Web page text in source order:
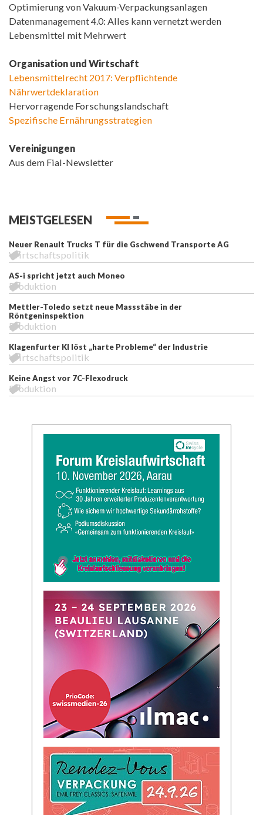
Optimierung von Vakuum-Verpackungsanlagen
Datenmanagement 4.0: Alles kann vernetzt werden
Lebensmittel mit Mehrwert
Organisation und Wirtschaft
Lebensmittelrecht 2017: Verpflichtende
Nährwertdeklaration
Hervorragende Forschungslandschaft
Spezifische Ernährungsstrategien
Vereinigungen
Aus dem Fial-Newsletter
MEISTGELESEN
Neuer Renault Trucks T für die Gschwend Transporte AG
Wirtschaftspolitik
AS-i spricht jetzt auch Moneo
Produktion
Mettler-Toledo setzt neue Massstäbe in der
Röntgeninspektion
Produktion
Klagenfurter KI löst „harte Probleme“ der Industrie
Wirtschaftspolitik
Keine Angst vor 7C-Flexodruck
Produktion